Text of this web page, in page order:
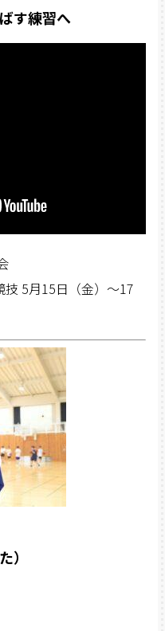
す練習へ
5月15日（金）〜17